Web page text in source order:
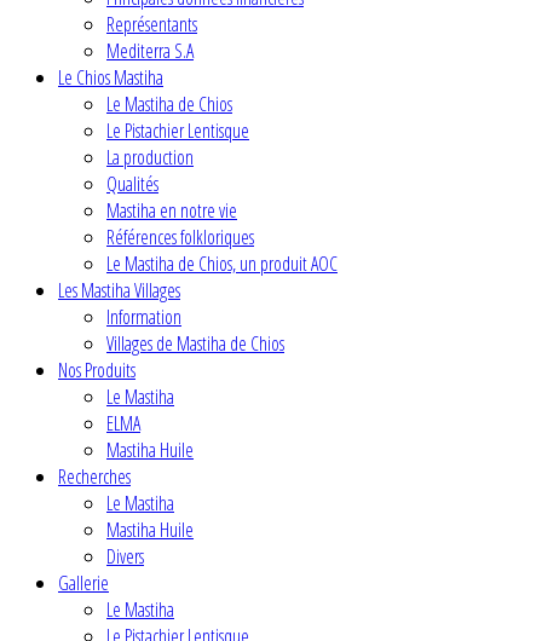
Représentants
Mediterra S.A
Le Chios Mastiha
Le Mastiha de Chios
Le Pistachier Lentisque
La production
Qualités
Mastiha en notre vie
Références folkloriques
Le Mastiha de Chios, un produit AOC
Les Mastiha Villages
Information
Villages de Mastiha de Chios
Nos Produits
Le Mastiha
ELMA
Mastiha Huile
Recherches
Le Mastiha
Mastiha Huile
Divers
Gallerie
Le Mastiha